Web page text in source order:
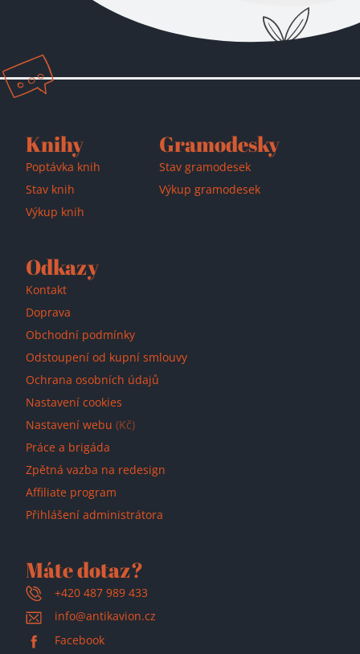
Přidáno do košíku!
Knihy
Poptávka knih
Stav knih
Výkup knih
Gramodesky
Stav gramodesek
Výkup gramodesek
Odkazy
Kontakt
Doprava
Obchodní podmínky
Odstoupení od kupní smlouvy
Ochrana osobních údajů
Nastavení cookies
Nastavení webu (Kč)
Práce a brigáda
Zpětná vazba na redesign
Affiliate program
Přihlášení administrátora
Máte dotaz?
+420 487 989 433
info@antikavion.cz
Facebook